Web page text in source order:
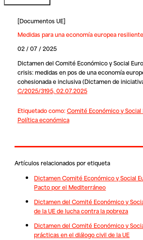
[Documentos UE]
Medidas para una economía europea resiliente
02 / 07 / 2025
Dictamen del Comité Económico y Social
crisis: medidas en pos de una economía
cohesionada e inclusiva (Dictamen de
C/2025/3195, 02.07.2025
Etiquetado como:Comité Económico y Social
Política económica
Artículos relacionados por etiqueta
Dictamen Comité Económico y Social
Pacto por el Mediterráneo
Dictamen del Comité Económico y
de la UE de lucha contra la pobreza
Dictamen del Comité Económico y
prácticas en el diálogo civil de la UE